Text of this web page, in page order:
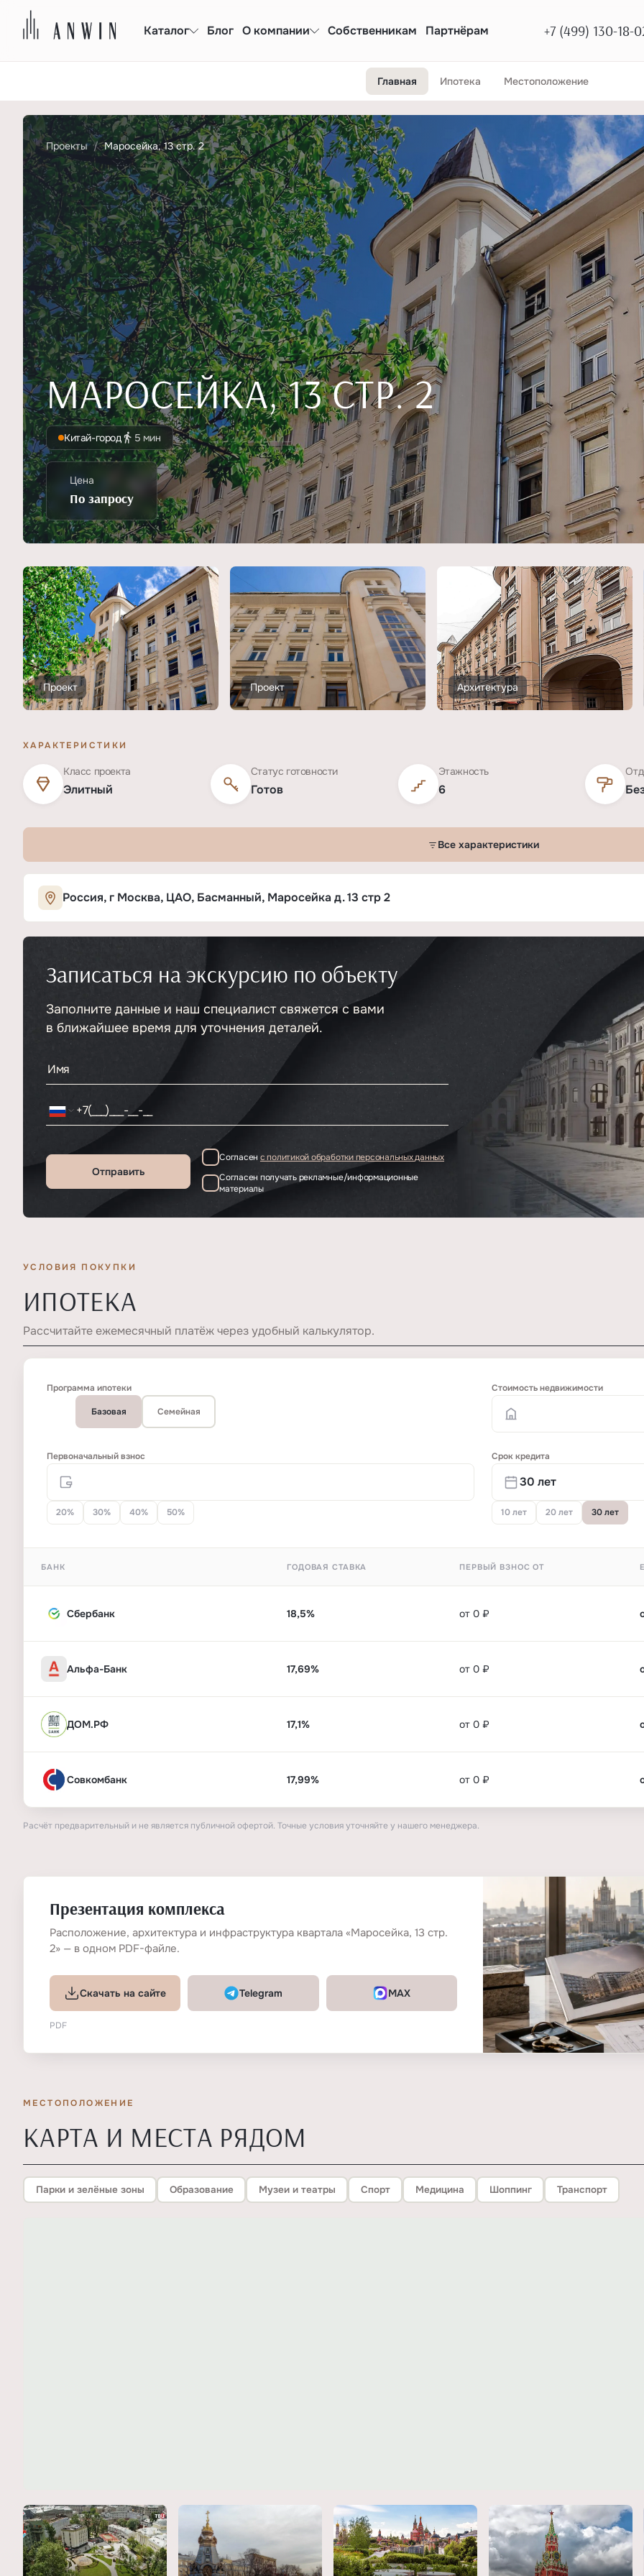
Каталог Блог О компании Собственникам Партнёрам +7 (499) 130-18-
Главная Ипотека Местоположение
Проекты Маросейка, 13 стр. 2
МАРОСЕЙКА, 13 СТР. 2
Китай-город 5 мин
Цена
По запросу
Проект Проект Архитектура
ХАРАКТЕРИСТИКИ
Класс проекта
Элитный
Статус готовности
Готов
Этажность
6
Все характеристики
Характеристики ЖК «Маросейка, 13 стр. 2»
ТипЖК
Класс проектаЭлитный
Этажность6
ОтделкаБез отделки
Россия, г Москва, ЦАО, Басманный, Маросейка д. 13 стр 2
Записаться на экскурсию по объекту
Заполните данные и наш специалист свяжется с вами
в ближайшее время для уточнения деталей.
Отправить
Согласен с политикой обработки персональных данных
Согласен получать рекламные/информационные
материалы
УСЛОВИЯ ПОКУПКИ
ИПОТЕКА
Рассчитайте ежемесячный платёж через удобный калькулятор.
Программа ипотеки
Базовая Семейная
Стоимость недвижимости
Первоначальный взнос
20% 30% 40% 50%
Срок кредита
10 лет 20 лет 30 лет
БАНК ГОДОВАЯ СТАВКА ПЕРВЫЙ ВЗНОС ОТ
Сбербанк 18,5% от 0 ₽
Альфа-Банк 17,69% от 0 ₽
ДОМ.РФ 17,1% от 0 ₽
Совкомбанк 17,99% от 0 ₽
Расчёт предварительный и не является публичной офертой. Точные условия уточняйте у нашего менеджера.
Презентация комплекса
Расположение, архитектура и инфраструктура квартала «Маросейка, 13 стр.
2» — в одном PDF-файле.
Скачать на сайте Telegram MAX
PDF
МЕСТОПОЛОЖЕНИЕ
КАРТА И МЕСТА РЯДОМ
Парки и зелёные зоны Образование Музеи и театры Спорт Медицина Шоппинг Транспорт